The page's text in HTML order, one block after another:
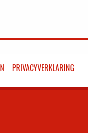
PRIVACYVERKLARING